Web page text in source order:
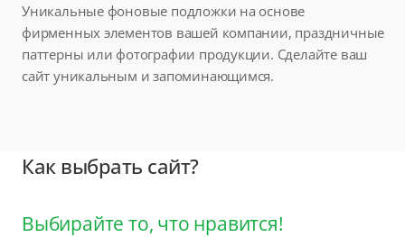
Уникальные фоновые подложки на основе
фирменных элементов вашей компании, праздничные
паттерны или фотографии продукции. Сделайте ваш
сайт уникальным и запоминающимся.
Как выбрать сайт?
Выбирайте то, что нравится!